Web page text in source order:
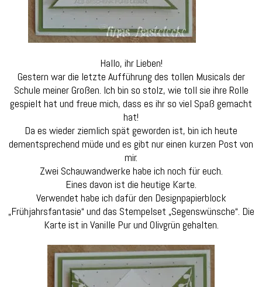
Hallo, ihr Lieben!
Gestern war die letzte Aufführung des tollen Musicals der
Schule meiner Großen. Ich bin so stolz, wie toll sie ihre Rolle
gespielt hat und freue mich, dass es ihr so viel Spaß gemacht
hat!
Da es wieder ziemlich spät geworden ist, bin ich heute
dementsprechend müde und es gibt nur einen kurzen Post von
mir.
Zwei Schauwandwerke habe ich noch für euch.
Eines davon ist die heutige Karte.
Verwendet habe ich dafür den Designpapierblock
„Frühjahrsfantasie“ und das Stempelset „Segenswünsche“. Die
Karte ist in Vanille Pur und Olivgrün gehalten.